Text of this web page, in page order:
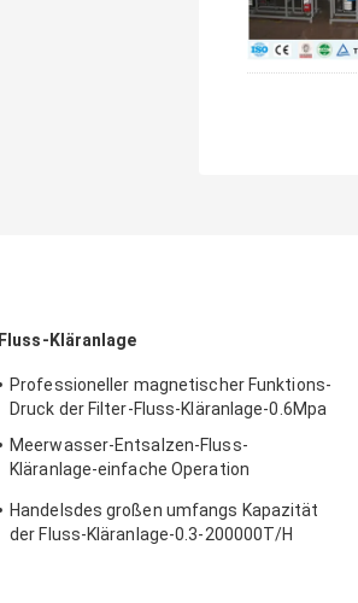
Fluss-Kläranlage
Professioneller magnetischer Funktions-
Druck der Filter-Fluss-Kläranlage-0.6Mpa
Meerwasser-Entsalzen-Fluss-
Kläranlage-einfache Operation
Handelsdes großen umfangs Kapazität
der Fluss-Kläranlage-0.3-200000T/H